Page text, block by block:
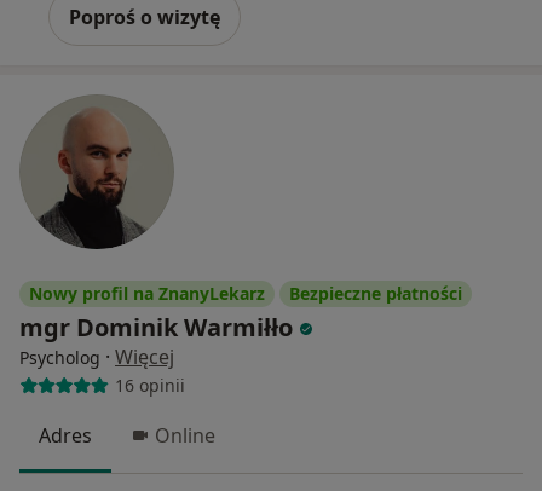
Poproś o wizytę
Nowy profil na ZnanyLekarz Bezpieczne płatności
mgr Dominik Warmiłło
Psycholog · Więcej
16 opinii
Adres Online